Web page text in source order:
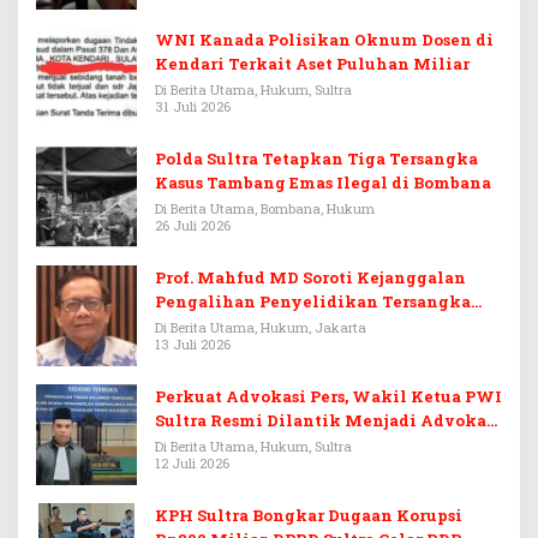
WNI Kanada Polisikan Oknum Dosen di
Kendari Terkait Aset Puluhan Miliar
Di Berita Utama, Hukum, Sultra
31 Juli 2026
Polda Sultra Tetapkan Tiga Tersangka
Kasus Tambang Emas Ilegal di Bombana
Di Berita Utama, Bombana, Hukum
26 Juli 2026
Prof. Mahfud MD Soroti Kejanggalan
Pengalihan Penyelidikan Tersangka
Febrie Adriansyah
Di Berita Utama, Hukum, Jakarta
13 Juli 2026
Perkuat Advokasi Pers, Wakil Ketua PWI
Sultra Resmi Dilantik Menjadi Advokat
PERADI
Di Berita Utama, Hukum, Sultra
12 Juli 2026
KPH Sultra Bongkar Dugaan Korupsi